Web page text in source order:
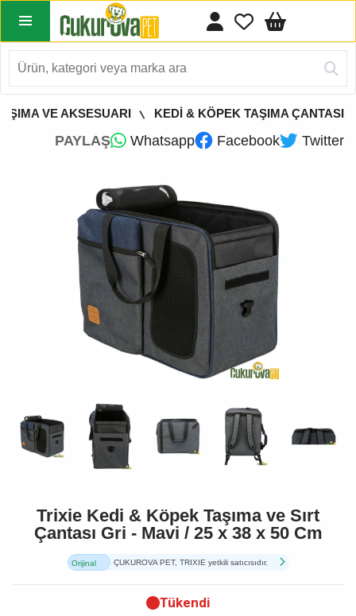
VE AKSESUARI KEDİ & KÖPEK TAŞIMA ÇANTASI
PAYLAŞ Whatsapp Facebook Twitter
Trixie Kedi & Köpek Taşıma ve Sırt
Çantası Gri - Mavi / 25 x 38 x 50 Cm
Orijinal
ÇUKUROVA PET, TRIXIE yetkili satıcısıdır.
Tükendi